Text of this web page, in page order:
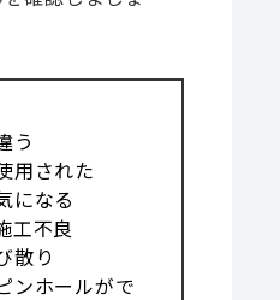
う
用された
になる
工不良
散り
ンホールがで